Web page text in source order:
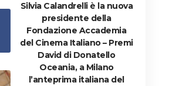
Silvia Calandrelli è la nuova
presidente della
Fondazione Accademia
del Cinema Italiano – Premi
David di Donatello
Oceania, a Milano
l’anteprima italiana del